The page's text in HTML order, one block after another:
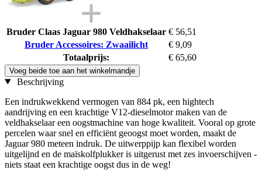
Bruder Claas Jaguar 980 Veldhakselaar € 56,51
Bruder Accessoires: Zwaailicht
€ 9,09
Totaalprijs:
€ 65,60
Voeg beide toe aan het winkelmandje
Beschrijving
Een indrukwekkend vermogen van 884 pk, een hightech
aandrijving en een krachtige V12-dieselmotor maken van de
veldhakselaar een oogstmachine van hoge kwaliteit. Vooral op grote
percelen waar snel en efficiënt geoogst moet worden, maakt de
Jaguar 980 meteen indruk. De uitwerppijp kan flexibel worden
uitgelijnd en de maïskolfplukker is uitgerust met zes invoerschijven -
niets staat een krachtige oogst dus in de weg!